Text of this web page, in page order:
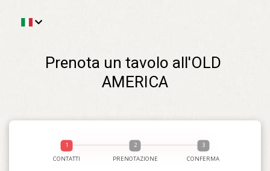
Prenota un tavolo all'OLD
AMERICA
CONTATTI PRENOTAZIONE CONFERMA